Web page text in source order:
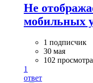
Не
мобильных
1 подписчик
30 мая
102 просмотра
1
ответ